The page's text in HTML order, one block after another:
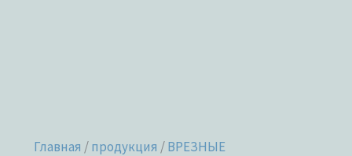
Главная /продукция /ВРЕЗНЫЕ